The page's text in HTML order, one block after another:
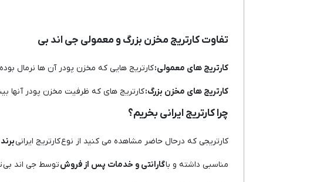
تفاوت کارتریج مخزن بزرگ و معمولی جی اند بی
کارتریج های معمولی:کارتریج هایی که مخزن پودر آن ها نرمال
کارتریج های مخزن بزرگ:کارتریج های که ظرفیت مخزن پودر آنها
چرا کارتریج ایرانی بخریم؟
کارتریجی که درحال حاضر مشاهده می کنید از نوع کارتریج ایرانیبرند G&B
مناسبی داشته و باگارانتی و خدمات پس از فروشتوسط جی اند بی